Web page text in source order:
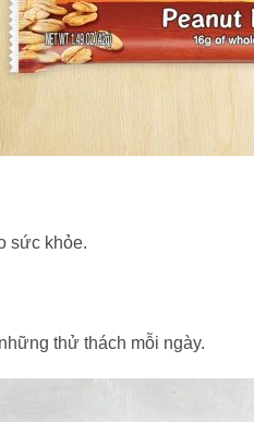
sức khỏe.
thử thách mỗi ngày.